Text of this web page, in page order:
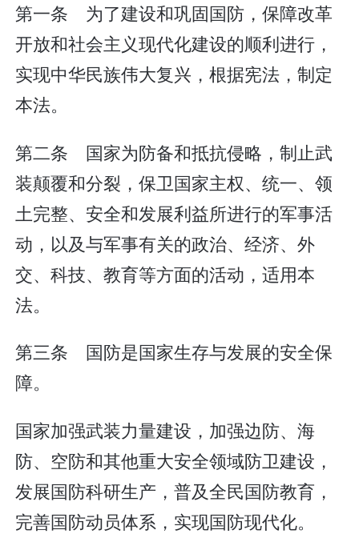
第一条 为了建设和巩固国防，保障改革
开放和社会主义现代化建设的顺利进行，
实现中华民族伟大复兴，根据宪法，制定
本法。
第二条 国家为防备和抵抗侵略，制止武
装颠覆和分裂，保卫国家主权、统一、领
土完整、安全和发展利益所进行的军事活
动，以及与军事有关的政治、经济、外
交、科技、教育等方面的活动，适用本
法。
第三条 国防是国家生存与发展的安全保
障。
国家加强武装力量建设，加强边防、海
防、空防和其他重大安全领域防卫建设，
发展国防科研生产，普及全民国防教育，
完善国防动员体系，实现国防现代化。